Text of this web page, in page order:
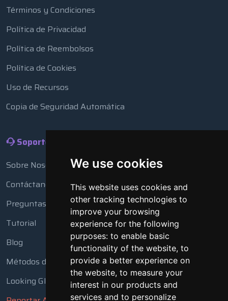
We use cookies
This website uses cookies and
other tracking technologies to
improve your browsing
experience for the following
purposes: to enable basic
functionality of the website, to
provide a better experience on
the website, to measure your
interest in our products and
services and to personalize
Términos y Condiciones
Política de Privacidad
Política de Reembolsos
Política de Cookies
Uso de Recursos
Copia de Seguridad Automática
Soporte
Sobre Nosotros
Contáctanos
Preguntas Frecuentes
Tutorial
Blog
Métodos de Pago
Looking Glass